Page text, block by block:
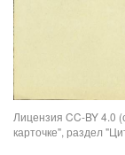
Лицензия CC-BY 4.0
карточке", раздел